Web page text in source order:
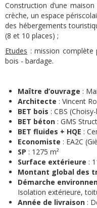
Construction d’une
crèche, un espace
des hébergements
(8 et 10 places) ;
Etudes : mission
bois - bardage.
Maître d’ouvrage :
Architecte : Vincent
BET bois : CBS
BET béton : GMS
BET fluides + HQE :
Economiste : EA2C
SP : 1275 m²
Surface extérieure :
Montant global des
Démarche
Isolation extérieure,
Année de livraison :